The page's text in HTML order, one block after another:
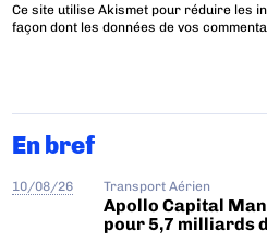
Ce site utilise Akismet pour réduire les
façon dont les données de vos
En bref
10/08/26 Transport Aérien
Apollo Capital
pour 5,7 milliards